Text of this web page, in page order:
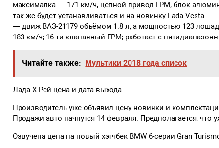
максималка — 171 км/ч; цепной привод ГРМ; блок
так же будет устанавливаться и на новинку Lada Vesta .
— движ ВАЗ-21179 объёмом 1.8 л, а мощностью 123
183 км/ч; 16-ти клапанный ГРМ; работает с
Читайте также: Мультики 2018 года список
Лада Х Рей цена и дата выхода
Производитель уже объявил цену новинки и
Продажи авто начнутся 14 февраля. Предполагается,
Озвучена цена на новый хэтчбек BMW 6-серии Gran